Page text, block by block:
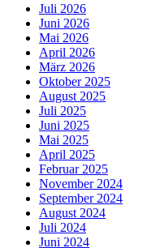
Juli 2026
Juni 2026
Mai 2026
April 2026
März 2026
Oktober 2025
August 2025
Juli 2025
Juni 2025
Mai 2025
April 2025
Februar 2025
November 2024
September 2024
August 2024
Juli 2024
Juni 2024